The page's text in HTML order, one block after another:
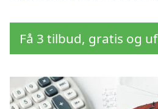
Få 3 tilbud, gratis og